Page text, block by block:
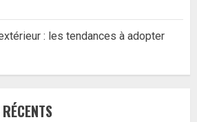
: les tendances à adopter